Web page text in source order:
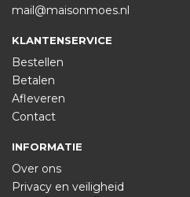
mail@maisonmoes.nl
KLANTENSERVICE
Bestellen
Betalen
Afleveren
Contact
INFORMATIE
Over ons
Privacy en veiligheid